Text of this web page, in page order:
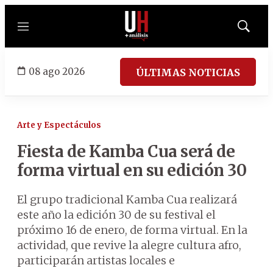
Menú
Mostrar
08 ago 2026 ÚLTIMAS NOTICIAS
Arte y Espectáculos
Fiesta de Kamba Cua será de
forma virtual en su edición 30
El grupo tradicional Kamba Cua realizará
este año la edición 30 de su festival el
próximo 16 de enero, de forma virtual. En la
actividad, que revive la alegre cultura afro,
participarán artistas locales e